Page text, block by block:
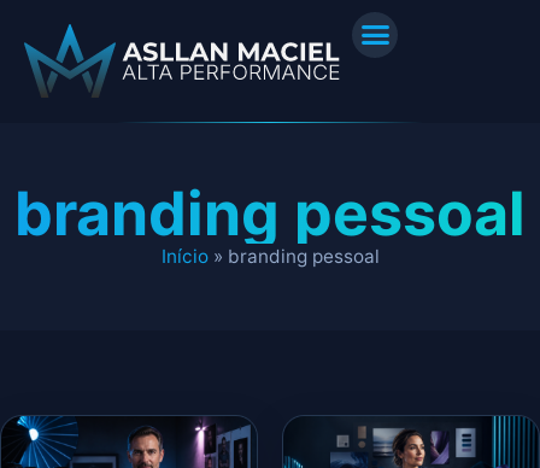
branding pessoal
Início» branding pessoal